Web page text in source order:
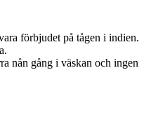
förbjudet på tågen i indien.
nån gång i väskan och ingen